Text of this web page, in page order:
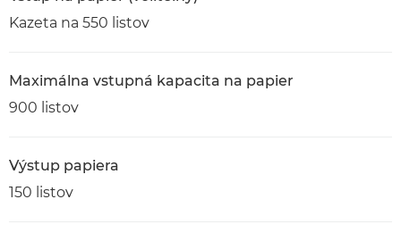
Kazeta na 550 listov
Maximálna vstupná kapacita na papier
900 listov
Výstup papiera
150 listov